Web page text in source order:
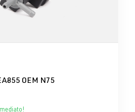
de 0 de 5 estrellas
OEM N75